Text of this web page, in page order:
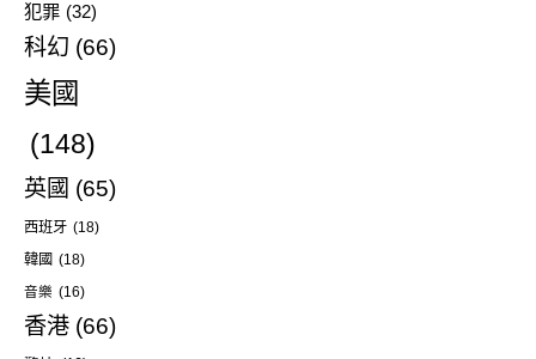
犯罪 (32)
科幻 (66)
美國
(148)
英國 (65)
西班牙 (18)
韓國 (18)
音樂 (16)
香港 (66)